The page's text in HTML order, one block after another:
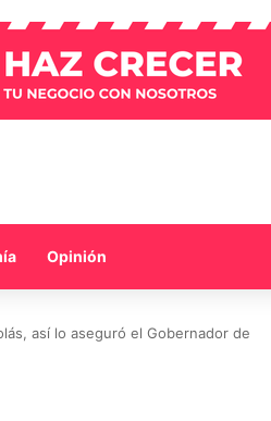
Opinión
así lo aseguró el Gobernador de